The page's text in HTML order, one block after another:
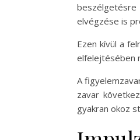
beszélgetésre
elvégzése is
Ezen kívül a
elfelejtésében
A
zavar
gyakran okoz